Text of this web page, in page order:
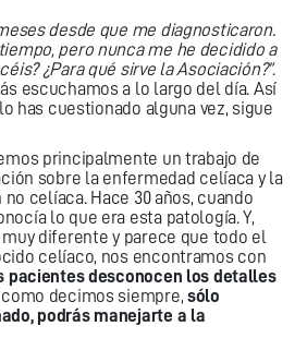
desde que me diagnosticaron.
pero nunca me he decidido a
¿Para qué sirve la Asociación?”.
escuchamos a lo largo del día. Así
has cuestionado alguna vez, sigue
principalmente un trabajo de
sobre la enfermedad celíaca y la
celíaca. Hace 30 años, cuando
lo que era esta patología. Y,
diferente y parece que todo el
celíaco, nos encontramos con
pacientes desconocen los detalles
como decimos siempre, sólo
podrás manejarte a la